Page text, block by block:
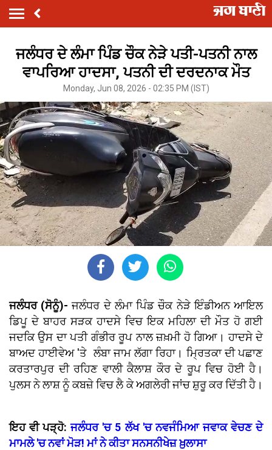
ਜਲੰਧਰ ਦੇ ਲੰਮਾ ਪਿੰਡ ਚੌਕ ਨੇੜੇ ਪਤੀ-ਪਤਨੀ ਨਾਲ
ਵਾਪਰਿਆ ਹਾਦਸਾ, ਪਤਨੀ ਦੀ ਦਰਦਨਾਕ ਮੌਤ
Monday, Jun 08, 2026 - 02:35 PM (IST)
ਜਲੰਧਰ (ਸੋਨੂੰ)-ਜਲੰਧਰ ਦੇ ਲੰਮਾ ਪਿੰਡ ਚੌਕ ਨੇੜੇ ਇੰਡੀਅਨ ਆਇਲ
ਡਿਪੂ ਦੇ ਬਾਹਰ ਸੜਕ ਹਾਦਸੇ ਵਿਚ ਇਕ ਮਹਿਲਾ ਦੀ ਮੌਤ ਹੋ ਗਈ
ਜਦਕਿ ਉਸ ਦਾ ਪਤੀ ਗੰਭੀਰ ਰੂਪ ਨਾਲ ਜ਼ਖ਼ਮੀ ਹੋ ਗਿਆ। ਹਾਦਸੇ ਦੇ
ਬਾਅਦ ਹਾਈਵੇਅ 'ਤੇ ਲੰਬਾ ਜਾਮ ਲੱਗਾ ਰਿਹਾ। ਮ੍ਰਿਤਕਾ ਦੀ ਪਛਾਣ
ਕਰਤਾਰਪੁਰ ਦੀ ਰਹਿਣ ਵਾਲੀ ਕੈਲਾਸ਼ ਕੌਰ ਦੇ ਰੂਪ ਵਿਚ ਹੋਈ ਹੈ।
ਪੁਲਸ ਨੇ ਲਾਸ਼ ਨੂੰ ਕਬਜ਼ੇ ਵਿਚ ਲੈ ਕੇ ਅਗਲੇਰੀ ਜਾਂਚ ਸ਼ੁਰੂ ਕਰ ਦਿੱਤੀ ਹੈ।
ਇਹ ਵੀ ਪੜ੍ਹੋ:ਜਲੰਧਰ 'ਚ 5 ਲੱਖ 'ਚ ਨਵਜੰਮਿਆ ਜਵਾਕ ਵੇਚਣ ਦੇ
ਮਾਮਲੇ 'ਚ ਨਵਾਂ ਮੋੜ! ਮਾਂ ਨੇ ਕੀਤਾ ਸਨਸਨੀਖੇਜ਼ ਖ਼ੁਲਾਸਾ